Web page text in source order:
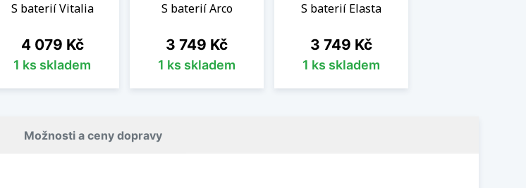
S baterií Vitalia
Cena
4 079 Kč
1 ks skladem
S baterií Arco
Cena
3 749 Kč
1 ks skladem
S baterií Elasta
Cena
3 749 Kč
1 ks skladem
Možnosti a ceny dopravy